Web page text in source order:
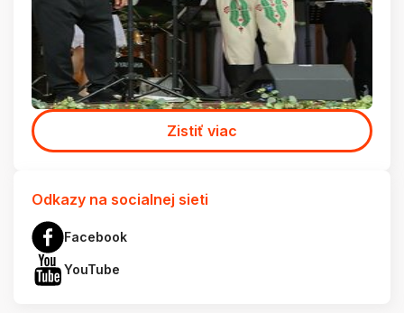
Zistiť viac
Odkazy na socialnej sieti
Facebook
YouTube